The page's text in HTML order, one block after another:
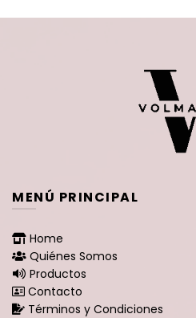
MENÚ PRINCIPAL
Home
Quiénes Somos
Productos
Contacto
Términos y Condiciones